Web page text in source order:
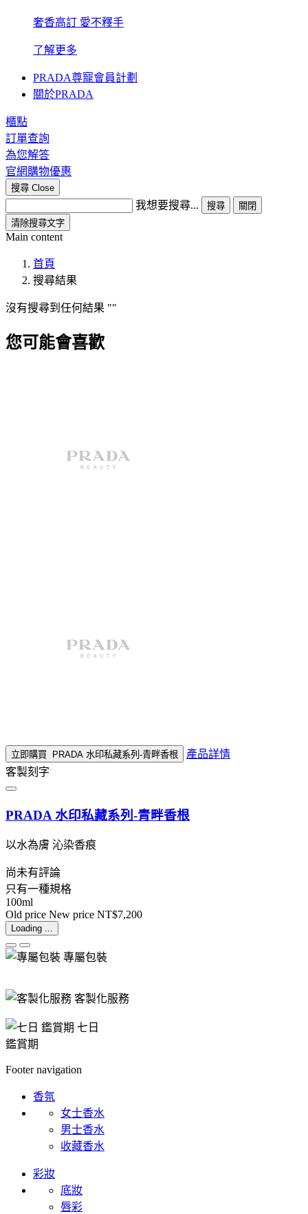
奢香高訂 愛不釋手
了解更多
PRADA尊寵會員計劃
關於PRADA
櫃點
訂單查詢
為您解答
官網購物優惠
搜尋 Close
我想要搜尋... 搜尋
關閉
清除搜尋文字
Main content
首頁
搜尋結果
沒有搜尋到任何結果
您可能會喜歡
立即購買 PRADA 水印私藏系列-青畔香根
產品詳情
客製刻字
PRADA 水印私藏系列-青畔香根
以水為膚 沁染香痕
尚未有評論
只有一種規格
100ml
Old price New price NT$7,200
Loading ...
專屬包裝
客製化服務
七日
鑑賞期
Footer navigation
香氛
女士香水
男士香水
收藏香水
彩妝
底妝
唇彩